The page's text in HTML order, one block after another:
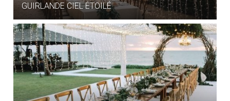
GUIRLANDE CIEL ÉTOILÉ
LANTERNE